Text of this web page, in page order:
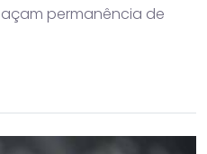
permanência de